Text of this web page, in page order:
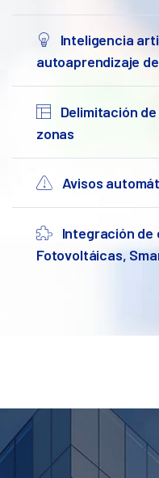
Inteligencia
autoaprendizaje
Delimitación
zonas
Avisos
Integración de
Fotovoltáicas,